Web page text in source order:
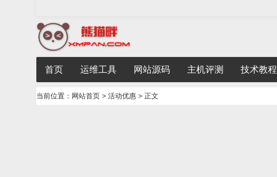
首页 运维工具 网站源码 主机评测 技术教程
当前位置： 网站首页 > 活动优惠 > 正文